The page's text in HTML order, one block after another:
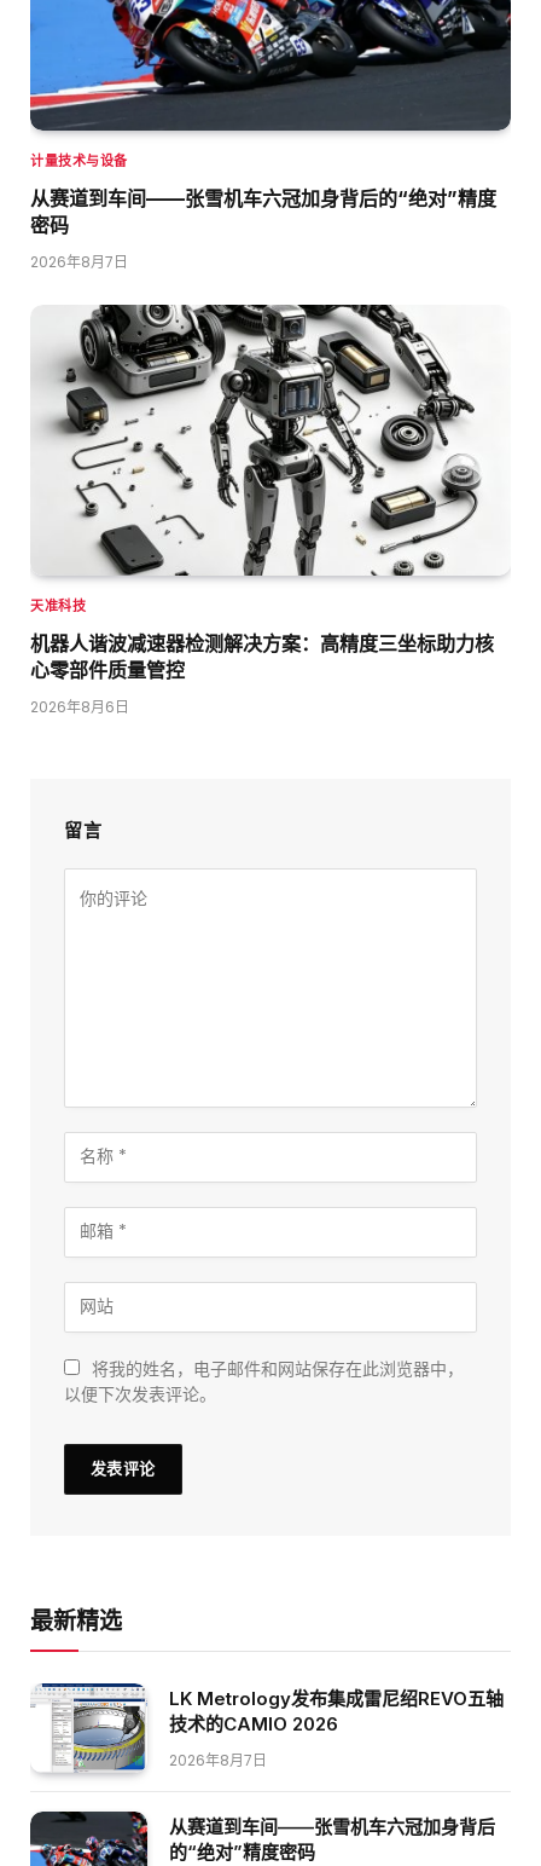
计量技术与设备
从赛道到车间——张雪机车六冠加身背后的“绝对”精度
密码
2026年8月7日
天准科技
机器人谐波减速器检测解决方案：高精度三坐标助力核
心零部件质量管控
2026年8月6日
留言
将我的姓名，电子邮件和网站保存在此浏览器中，
以便下次发表评论。
最新精选
LK Metrology发布集成雷尼绍REVO五轴
技术的CAMIO 2026
2026年8月7日
从赛道到车间——张雪机车六冠加身背后
的“绝对”精度密码